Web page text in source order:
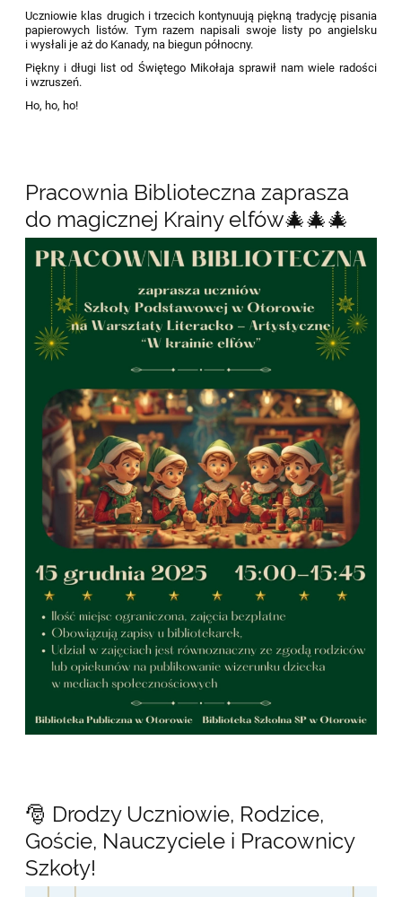
Uczniowie klas drugich i trzecich kontynuują piękną tradycję pisania
papierowych listów. Tym razem napisali swoje listy po angielsku
i wysłali je aż do Kanady, na biegun północny.
Piękny i długi list od Świętego Mikołaja sprawił nam wiele radości
i wzruszeń.
Ho, ho, ho!
Pracownia Biblioteczna zaprasza
do magicznej Krainy elfów🎄🎄🎄
🎅 Drodzy Uczniowie, Rodzice,
Goście, Nauczyciele i Pracownicy
Szkoły!